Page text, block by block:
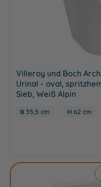
Villeroy und Boch
Urinal - oval,
Sieb, Weiß Alpin
35,5 cm 62 cm